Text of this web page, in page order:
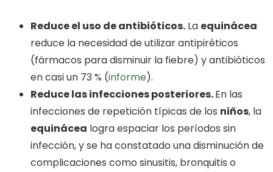
Reduce el uso de antibióticos. La equinácea
reduce la necesidad de utilizar antipiréticos
(fármacos para disminuir la fiebre) y antibióticos
en casi un 73 % (informe).
Reduce las infecciones posteriores.En las
infecciones de repetición típicas de los niños, la
equinácea logra espaciar los períodos sin
infección, y se ha constatado una disminución de
complicaciones como sinusitis, bronquitis o